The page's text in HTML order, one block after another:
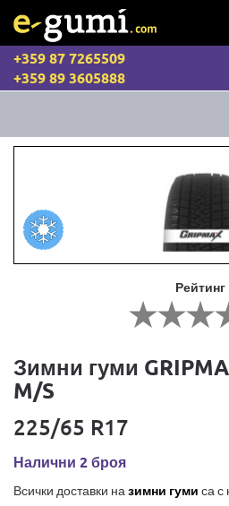
+359 87 7265509
+359 89 3605888
Рейтинг
Зимни гуми
M/S
225/65 R17
Налични 2 броя
Всички доставки на зимни гуми са с